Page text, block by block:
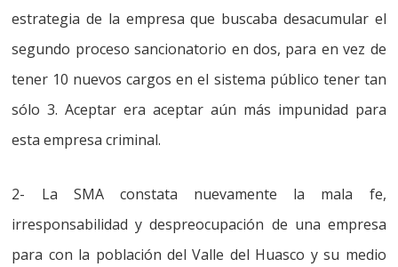
estrategia de la empresa que buscaba desacumular el
segundo proceso sancionatorio en dos, para en vez de
tener 10 nuevos cargos en el sistema público tener tan
sólo 3.Aceptar era aceptar aún más impunidad para
esta empresa criminal.
2- La SMA constata nuevamente la mala fe,
irresponsabilidad y despreocupación de una empresa
para con la población del Valle del Huasco y su medio